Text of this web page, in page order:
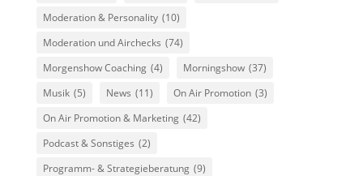
Moderation & Personality (10)
Moderation und Airchecks (74)
Morgenshow Coaching (4) Morningshow (37)
Musik (5) News (11) On Air Promotion (3)
On Air Promotion & Marketing (42)
Podcast & Sonstiges (2)
Programm- & Strategieberatung (9)